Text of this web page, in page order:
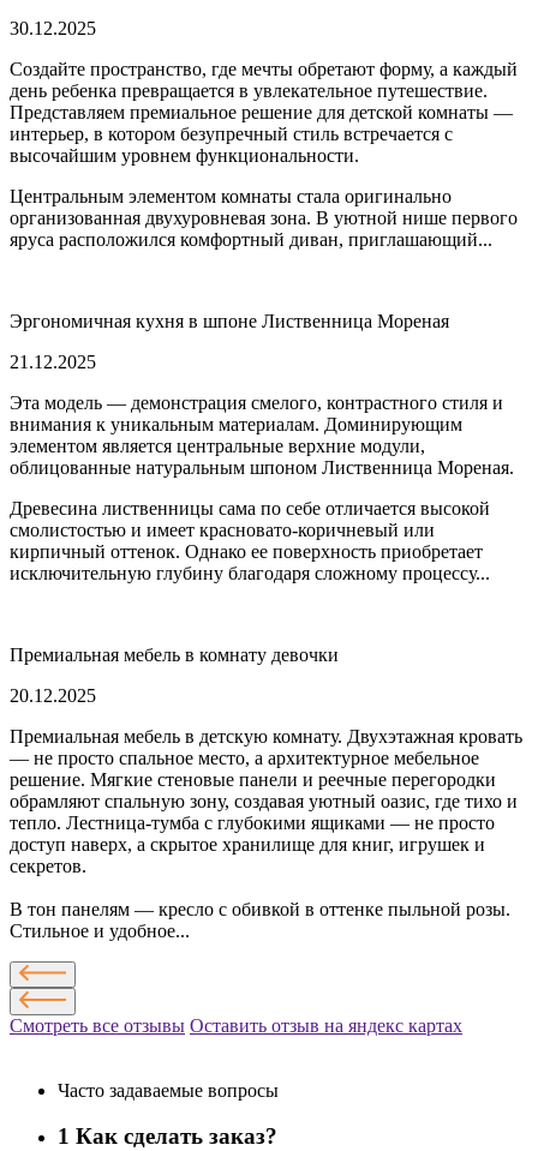
30.12.2025
Создайте пространство, где мечты обретают форму, а каждый
день ребенка превращается в увлекательное путешествие.
Представляем премиальное решение для детской комнаты —
интерьер, в котором безупречный стиль встречается с
высочайшим уровнем функциональности.
Центральным элементом комнаты стала оригинально
организованная двухуровневая зона. В уютной нише первого
яруса расположился комфортный диван, приглашающий...
Эргономичная кухня в шпоне Лиственница Мореная
21.12.2025
Эта модель — демонстрация смелого, контрастного стиля и
внимания к уникальным материалам. Доминирующим
элементом является центральные верхние модули,
облицованные натуральным шпоном Лиственница Мореная.
Древесина лиственницы сама по себе отличается высокой
смолистостью и имеет красновато-коричневый или
кирпичный оттенок. Однако ее поверхность приобретает
исключительную глубину благодаря сложному процессу...
Премиальная мебель в комнату девочки
20.12.2025
Премиальная мебель в детскую комнату. Двухэтажная кровать
— не просто спальное место, а архитектурное мебельное
решение. Мягкие стеновые панели и реечные перегородки
обрамляют спальную зону, создавая уютный оазис, где тихо и
тепло. Лестница-тумба с глубокими ящиками — не просто
доступ наверх, а скрытое хранилище для книг, игрушек и
секретов.
В тон панелям — кресло с обивкой в оттенке пыльной розы.
Стильное и удобное...
Смотреть все отзывы Оставить отзыв на яндекс картах
Часто задаваемые вопросы
1 Как сделать заказ?